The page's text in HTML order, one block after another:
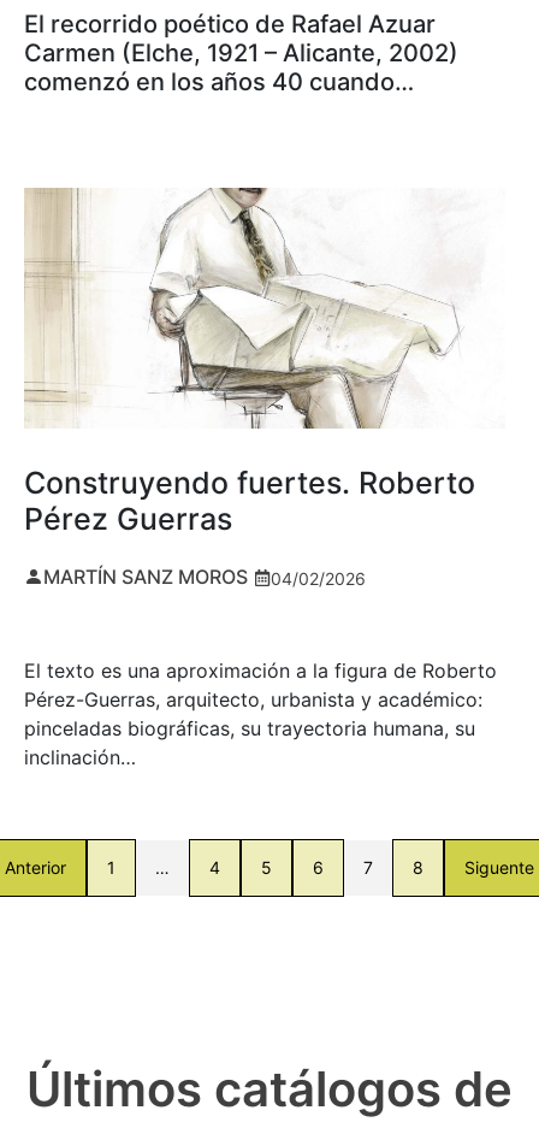
El recorrido poético de Rafael Azuar
Carmen (Elche, 1921 – Alicante, 2002)
comenzó en los años 40 cuando…
Construyendo fuertes. Roberto
Pérez Guerras
MARTÍN SANZ MOROS 04/02/2026
El texto es una aproximación a la figura de Roberto
Pérez-Guerras, arquitecto, urbanista y académico:
pinceladas biográficas, su trayectoria humana, su
inclinación…
Anterior 1 … 4 5 6 7 8 Siguente
Últimos catálogos de